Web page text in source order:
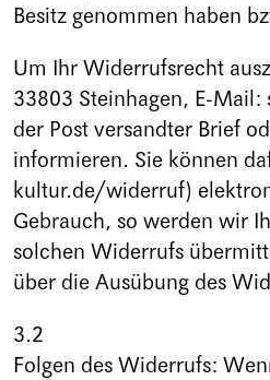
Besitz genommen haben
Um Ihr Widerrufsrecht
33803 Steinhagen, E-
der Post versandter Brief
informieren. Sie können
kultur.de/widerruf)
Gebrauch, so werden wir
solchen Widerrufs
über die Ausübung des
3.2
Folgen des Widerrufs: